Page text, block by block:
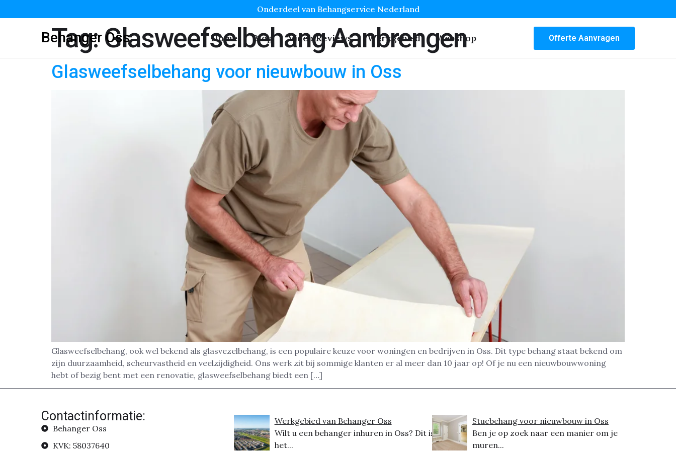
Onderdeel van Behangservice Nederland
Behanger Oss Home Blog Video Reviews Werkgebied Webshop Offerte Aanvragen
Tag:Glasweefselbehang Aanbrengen
Glasweefselbehang voor nieuwbouw in Oss
Glasweefselbehang, ook wel bekend als glasvezelbehang, is een populaire keuze voor woningen en bedrijven in Oss. Dit type behang staat bekend om
zijn duurzaamheid, scheurvastheid en veelzijdigheid. Ons werk zit bij sommige klanten er al meer dan 10 jaar op! Of je nu een nieuwbouwwoning
hebt of bezig bent met een renovatie, glasweefselbehang biedt een […]
Contactinformatie:
Behanger Oss
KVK: 58037640
Werkgebied van Behanger Oss
Wilt u een behanger inhuren in Oss? Dit is
het...
Stucbehang voor nieuwbouw in Oss
Ben je op zoek naar een manier om je
muren...